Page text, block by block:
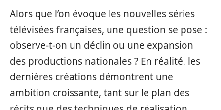
Alors que l’on évoque les nouvelles séries
télévisées françaises, une question se pose :
observe-t-on un déclin ou une expansion
des productions nationales ? En réalité, les
dernières créations démontrent une
ambition croissante, tant sur le plan des